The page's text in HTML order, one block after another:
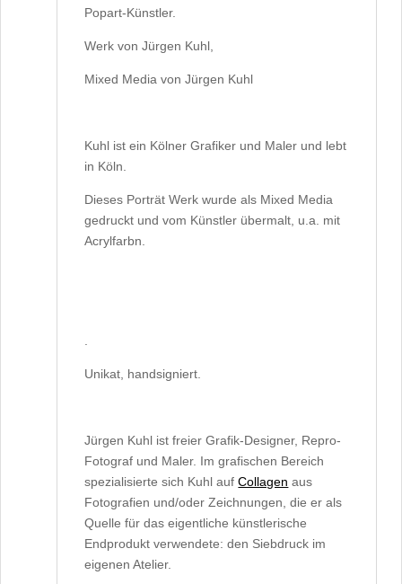
Popart-Künstler.
Werk von Jürgen Kuhl,
Mixed Media von Jürgen Kuhl
Kuhl ist ein Kölner Grafiker und Maler und lebt
in Köln.
Dieses Porträt Werk wurde als Mixed Media
gedruckt und vom Künstler übermalt, u.a. mit
Acrylfarbn.
Unikat, handsigniert.
Jürgen Kuhl ist freier Grafik-Designer, Repro-
Fotograf und Maler. Im grafischen Bereich
spezialisierte sich Kuhl aufCollagen aus
Fotografien und/oder Zeichnungen, die er als
Quelle für das eigentliche künstlerische
Endprodukt verwendete: den Siebdruck im
eigenen Atelier.